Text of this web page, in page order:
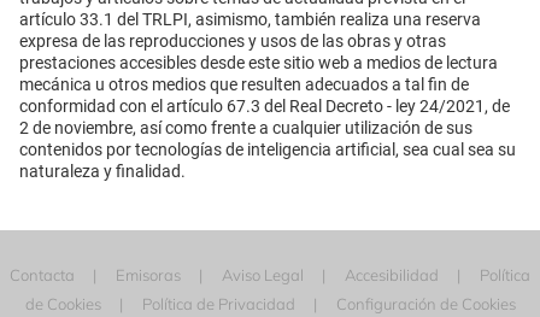
artículo 33.1 del TRLPI, asimismo, también realiza una reserva
expresa de las reproducciones y usos de las obras y otras
prestaciones accesibles desde este sitio web a medios de lectura
mecánica u otros medios que resulten adecuados a tal fin de
conformidad con el artículo 67.3 del Real Decreto - ley 24/2021, de
2 de noviembre, así como frente a cualquier utilización de sus
contenidos por tecnologías de inteligencia artificial, sea cual sea su
naturaleza y finalidad.
Contacta Emisoras Aviso Legal Accesibilidad
Política
de Cookies
Política de Privacidad Configuración de Cookies